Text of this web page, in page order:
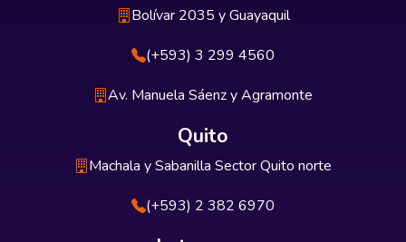
Bolívar 2035 y Guayaquil
(+593) 3 299 4560
Av. Manuela Sáenz y Agramonte
Quito
Machala y Sabanilla Sector Quito norte
(+593) 2 382 6970